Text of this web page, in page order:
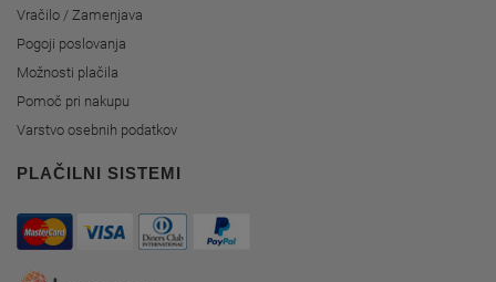
Vračilo / Zamenjava
Pogoji poslovanja
Možnosti plačila
Pomoč pri nakupu
Varstvo osebnih podatkov
PLAČILNI SISTEMI